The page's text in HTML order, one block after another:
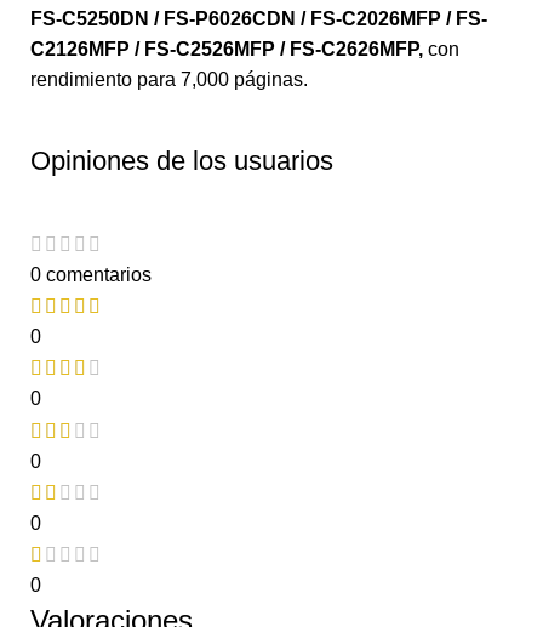
FS-C5250DN / FS-P6026CDN / FS-C2026MFP / FS-
C2126MFP / FS-C2526MFP / FS-C2626MFP, con
rendimiento para 7,000 páginas.
Opiniones de los usuarios
0 comentarios
0
0
0
0
0